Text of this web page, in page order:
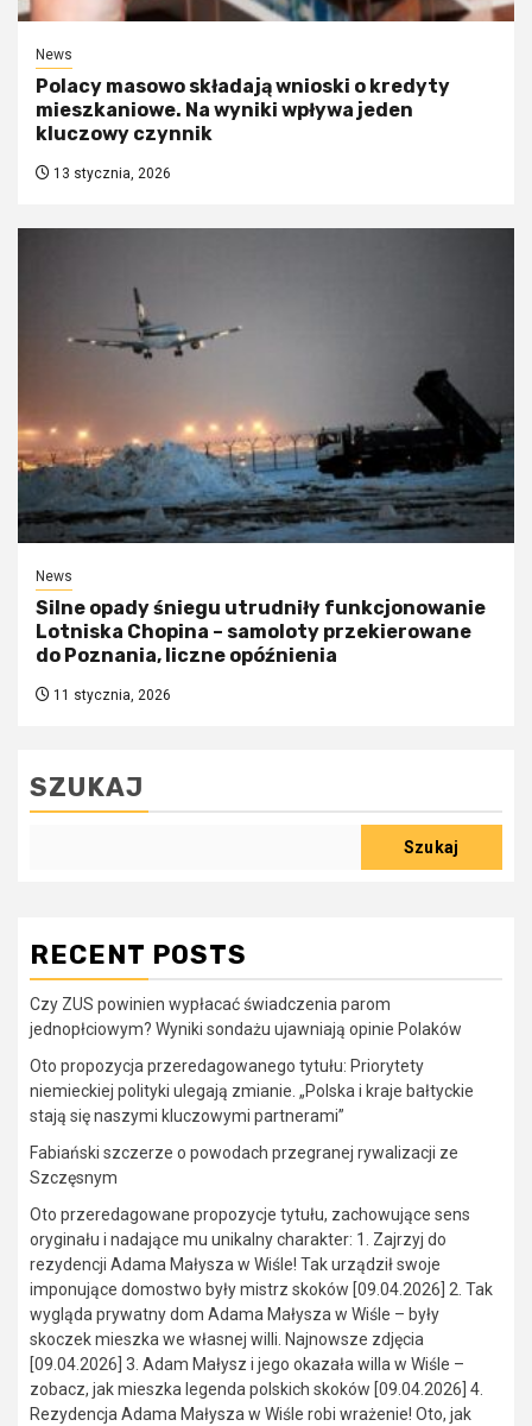
News
Polacy masowo składają wnioski o kredyty
mieszkaniowe. Na wyniki wpływa jeden
kluczowy czynnik
13 stycznia, 2026
News
Silne opady śniegu utrudniły funkcjonowanie
Lotniska Chopina – samoloty przekierowane
do Poznania, liczne opóźnienia
11 stycznia, 2026
SZUKAJ
Szukaj
RECENT POSTS
Czy ZUS powinien wypłacać świadczenia parom
jednopłciowym? Wyniki sondażu ujawniają opinie Polaków
Oto propozycja przeredagowanego tytułu: Priorytety
niemieckiej polityki ulegają zmianie. „Polska i kraje bałtyckie
stają się naszymi kluczowymi partnerami”
Fabiański szczerze o powodach przegranej rywalizacji ze
Szczęsnym
Oto przeredagowane propozycje tytułu, zachowujące sens
oryginału i nadające mu unikalny charakter: 1. Zajrzyj do
rezydencji Adama Małysza w Wiśle! Tak urządził swoje
imponujące domostwo były mistrz skoków [09.04.2026] 2. Tak
wygląda prywatny dom Adama Małysza w Wiśle – były
skoczek mieszka we własnej willi. Najnowsze zdjęcia
[09.04.2026] 3. Adam Małysz i jego okazała willa w Wiśle –
zobacz, jak mieszka legenda polskich skoków [09.04.2026] 4.
Rezydencja Adama Małysza w Wiśle robi wrażenie! Oto, jak